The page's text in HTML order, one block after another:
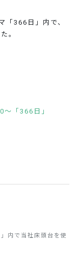
366日」内で、
。
～「366日」
内で当社床頭台を使